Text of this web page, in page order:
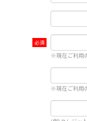
※現在ご利用
※現在ご利用